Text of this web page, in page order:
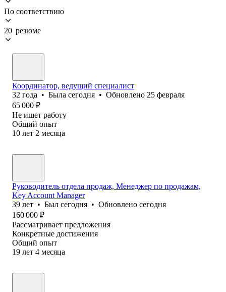
По соответствию
20 резюме
Координатор, ведущий специалист
32 года • Была сегодня • Обновлено 25 февраля
65 000 ₽
Не ищет работу
Общий опыт
10 лет 2 месяца
Руководитель отдела продаж, Менеджер по продажам,
Key Account Manager
39 лет • Был сегодня • Обновлено сегодня
160 000 ₽
Рассматривает предложения
Конкретные достижения
Общий опыт
19 лет 4 месяца